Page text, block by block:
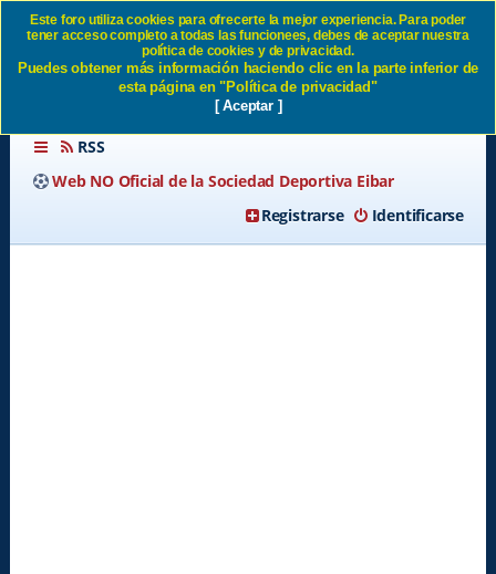
Enviar contraseña SD Eibar
RSS
Web NO Oficial de la Sociedad Deportiva Eibar
Identificarse
Registrarse
Este foro utiliza cookies para ofrecerte la mejor experiencia. Para poder
tener acceso completo a todas las funcionees, debes de aceptar nuestra
política de cookies y de privacidad.
Puedes obtener más información haciendo clic en la parte inferior de
esta página en "Política de privacidad"
[ Aceptar ]